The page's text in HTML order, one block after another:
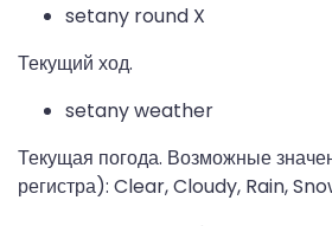
setany round X
Текущий ход.
setany weather
Текущая погода. Возможные
регистра): Clear, Cloudy, Rain,